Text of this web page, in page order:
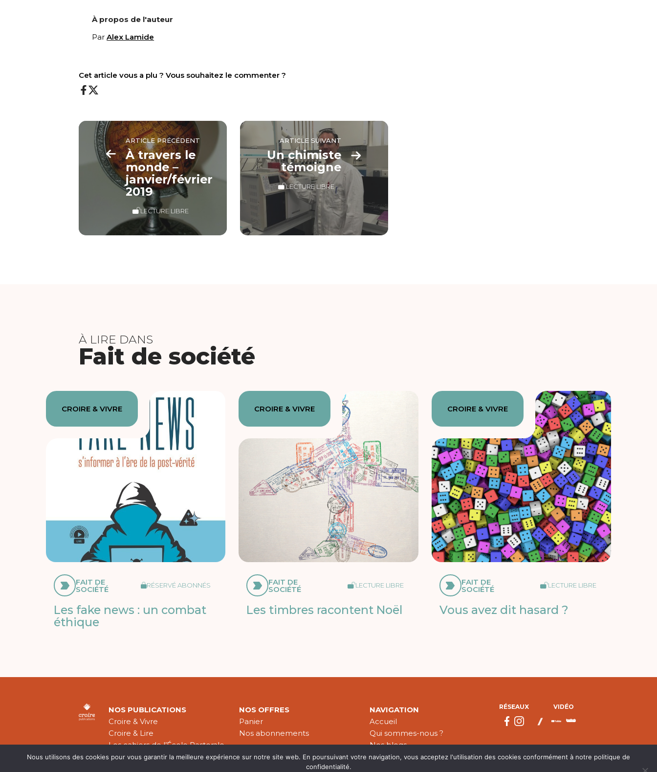
À propos de l'auteur
ParAlex Lamide
Cet article vous a plu ? Vous souhaitez le commenter ?
ARTICLE PRÉCÉDENT
À travers le
monde –
janvier/février
2019
LECTURE LIBRE
ARTICLE SUIVANT
Un chimiste
témoigne
LECTURE LIBRE
À LIRE DANS
Fait de société
CROIRE & VIVRE
FAIT DE
SOCIÉTÉ RÉSERVÉ ABONNÉS
Les fake news : un combat
éthique
CROIRE & VIVRE
FAIT DE
SOCIÉTÉ LECTURE LIBRE
Les timbres racontent Noël
CROIRE & VIVRE
FAIT DE
SOCIÉTÉ LECTURE LIBRE
Vous avez dit hasard ?
NOS PUBLICATIONS
Croire & Vivre
Croire & Lire
Les cahiers de l’École Pastorale
Théologie Évangélique
NOS OFFRES
Panier
Nos abonnements
NAVIGATION
Accueil
Qui sommes-nous ?
Nos blogs
Nos publications
RÉSEAUX VIDÉO
Nous utilisons des cookies pour vous garantir la meilleure expérience sur notre site web. En poursuivant votre navigation, vous acceptez l'utilisation des cookies conformément à notre politique de
confidentialité.